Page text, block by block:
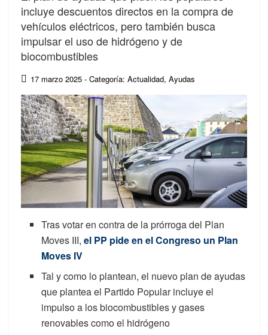
incluye descuentos directos en la compra de
vehículos eléctricos, pero también busca
impulsar el uso de hidrógeno y de
biocombustibles
17 marzo 2025 - Categoría: Actualidad, Ayudas
Tras votar en contra de la prórroga del Plan
Moves III,el PP pide en el Congreso un Plan
Moves IV
Tal y como lo plantean, el nuevo plan de ayudas
que plantea el Partido Popular incluye el
impulso a los biocombustibles y gases
renovables como el hidrógeno